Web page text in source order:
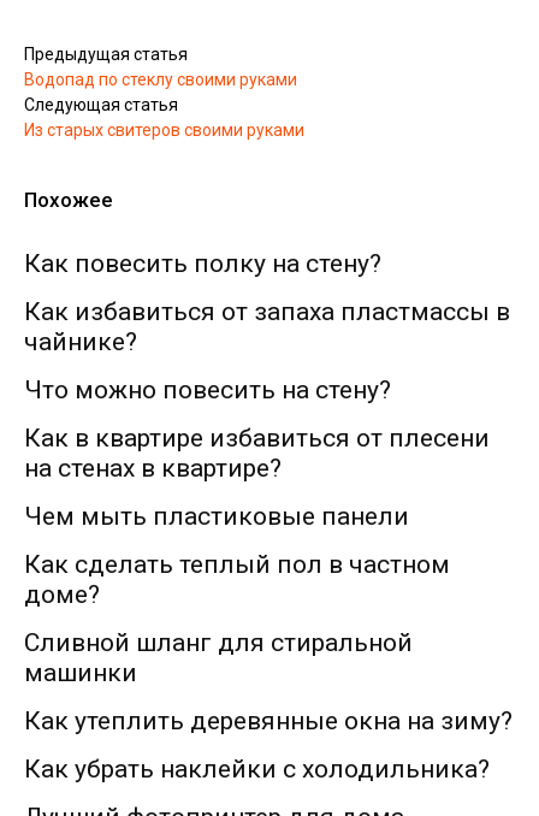
Предыдущая статья
Водопад по стеклу своими руками
Следующая статья
Из старых свитеров своими руками
Похожее
Как повесить полку на стену?
Как избавиться от запаха пластмассы в
чайнике?
Что можно повесить на стену?
Как в квартире избавиться от плесени
на стенах в квартире?
Чем мыть пластиковые панели
Как сделать теплый пол в частном
доме?
Сливной шланг для стиральной
машинки
Как утеплить деревянные окна на зиму?
Как убрать наклейки с холодильника?